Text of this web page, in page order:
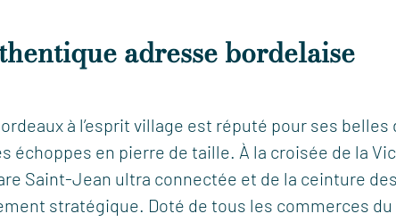
adresse bordelaise
à l’esprit village est réputé pour ses belles
échoppes en pierre de taille. À la croisée de la
Saint-Jean ultra connectée et de la ceinture
stratégique. Doté de tous les commerces